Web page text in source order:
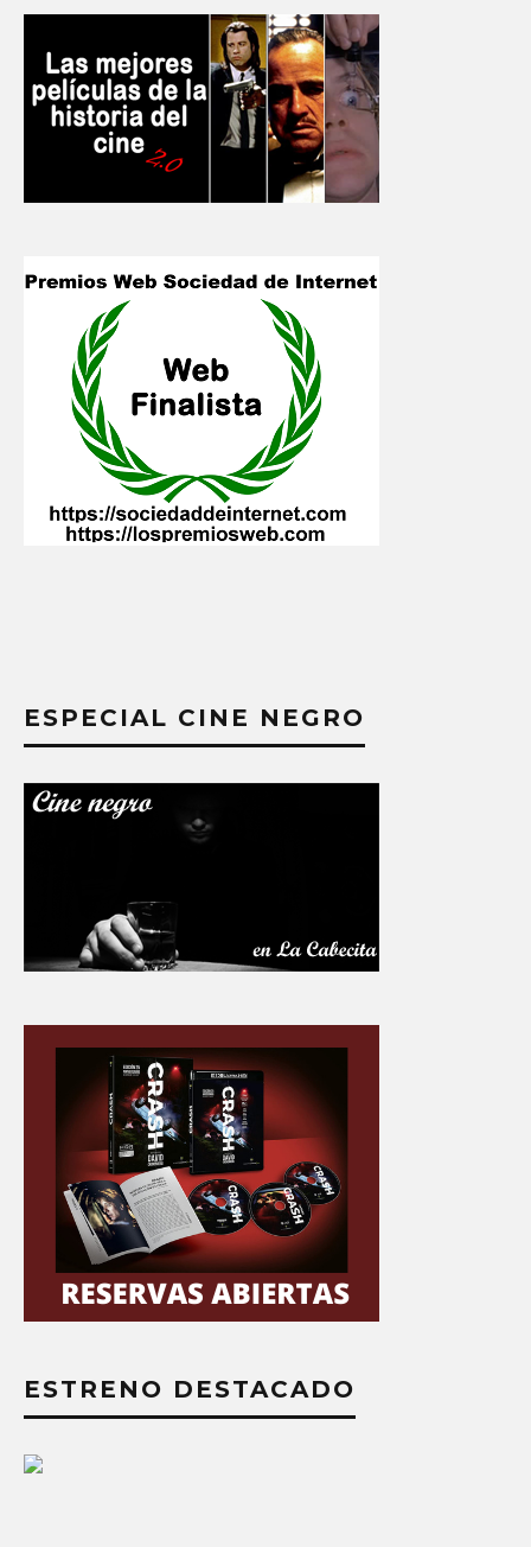
ESPECIAL CINE NEGRO
ESTRENO DESTACADO